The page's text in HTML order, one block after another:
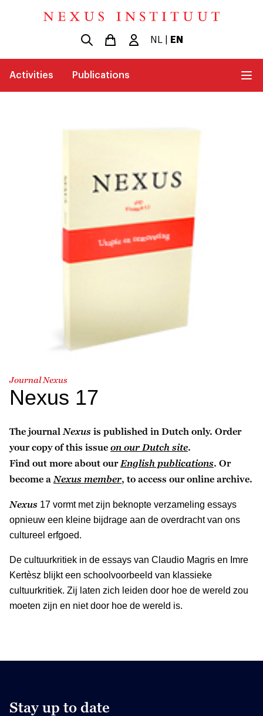
NL EN
Activities Publications
Journal Nexus
Nexus 17
The journal Nexus is published in Dutch only. Order
your copy of this issue on our Dutch site.
Find out more about our English publications. Or
become a Nexus member, to access our online archive.
Nexus 17 vormt met zijn beknopte verzameling essays
opnieuw een kleine bijdrage aan de overdracht van ons
cultureel erfgoed.
De cultuurkritiek in de essays van Claudio Magris en Imre
Kertèsz blijkt een schoolvoorbeeld van klassieke
cultuurkritiek. Zij laten zich leiden door hoe de wereld zou
moeten zijn en niet door hoe de wereld is.
Stay up to date